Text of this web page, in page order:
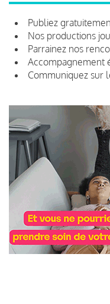
Publiez
Nos productions
Parrainez nos
Accompagnement
Communiquez sur